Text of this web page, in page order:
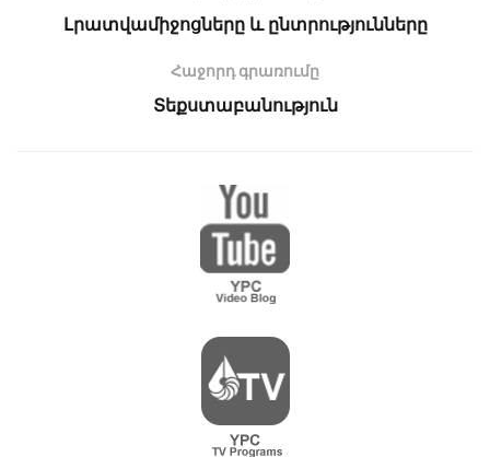
Լրատվամիջոցները և ընտրությունները
Հաջորդ գրառումը
Տեքստաբանություն